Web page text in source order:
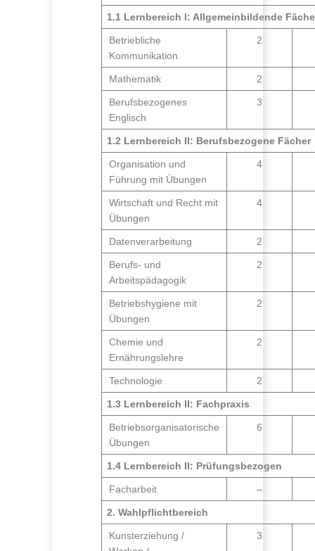
1.1 Lernbereich I: Allgemeinbildende
Betriebliche
Kommunikation
2
Mathematik 2
Berufsbezogenes
Englisch
3
1.2 Lernbereich II: Berufsbezogene Fächer
Organisation und
Führung mit Übungen
4
Wirtschaft und Recht mit
Übungen
4
Datenverarbeitung 2
Berufs- und
Arbeitspädagogik
2
Betriebshygiene mit
Übungen
2
Chemie und
Ernährungslehre
2
Technologie 2
1.3 Lernbereich II: Fachpraxis
Betriebsorganisatorische
Übungen
6
1.4 Lernbereich II: Prüfungsbezogen
Facharbeit –
2. Wahlpflichtbereich
Kunsterziehung /
3